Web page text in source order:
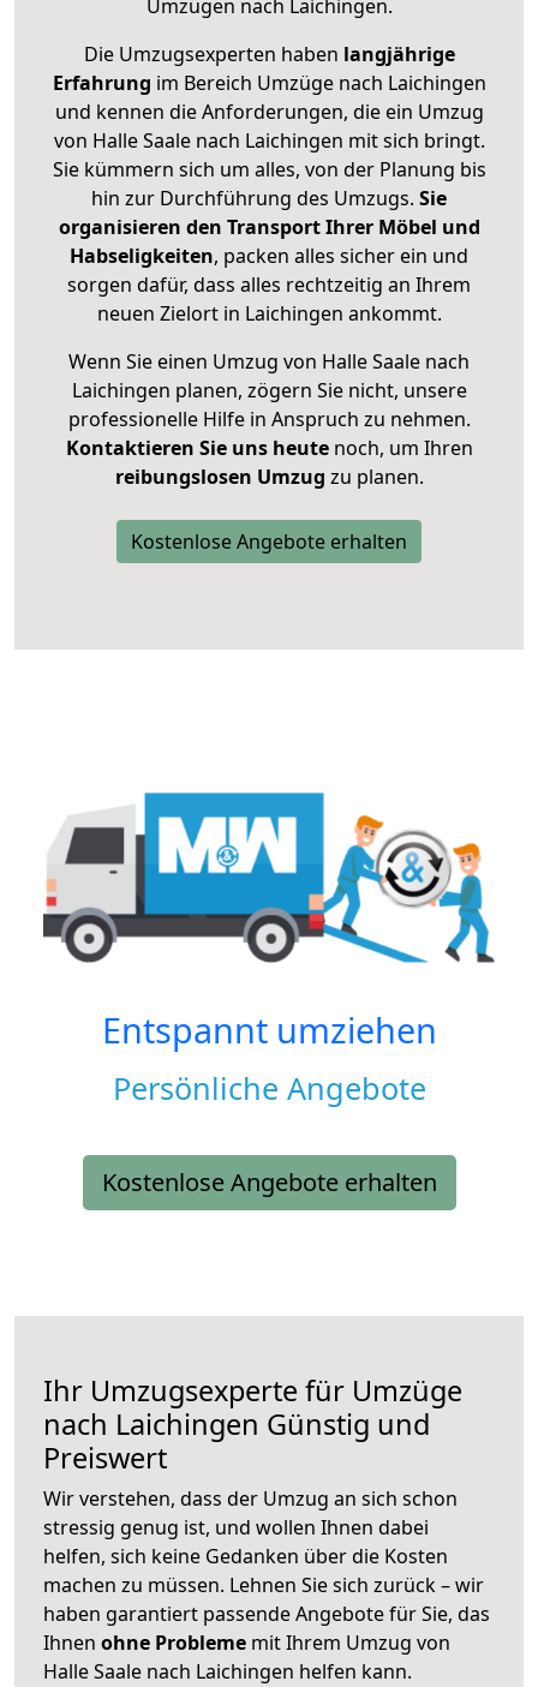
Umzügen nach Laichingen.
Die Umzugsexperten haben langjährige
Erfahrung im Bereich Umzüge nach Laichingen
und kennen die Anforderungen, die ein Umzug
von Halle Saale nach Laichingen mit sich bringt.
Sie kümmern sich um alles, von der Planung bis
hin zur Durchführung des Umzugs. Sie
organisieren den Transport Ihrer Möbel und
Habseligkeiten, packen alles sicher ein und
sorgen dafür, dass alles rechtzeitig an Ihrem
neuen Zielort in Laichingen ankommt.
Wenn Sie einen Umzug von Halle Saale nach
Laichingen planen, zögern Sie nicht, unsere
professionelle Hilfe in Anspruch zu nehmen.
Kontaktieren Sie uns heutenoch, um Ihren
reibungslosen Umzug zu planen.
Kostenlose Angebote erhalten
Entspannt umziehen
Persönliche Angebote
Kostenlose Angebote erhalten
Ihr Umzugsexperte für Umzüge
nach Laichingen Günstig und
Preiswert
Wir verstehen, dass der Umzug an sich schon
stressig genug ist, und wollen Ihnen dabei
helfen, sich keine Gedanken über die Kosten
machen zu müssen. Lehnen Sie sich zurück – wir
haben garantiert passende Angebote für Sie, das
Ihnen ohne Probleme mit Ihrem Umzug von
Halle Saale nach Laichingen helfen kann.